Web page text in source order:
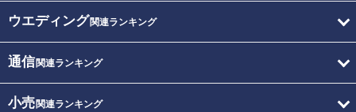
ウエディング関連ランキング
通信関連ランキング
小売関連ランキング